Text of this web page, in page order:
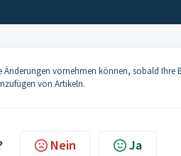
vornehmen können, sobald Ihre
von Artikeln.
Nein Ja